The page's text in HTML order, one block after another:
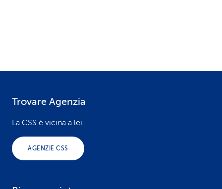
Trovare Agenzia
La CSS è vicina a lei.
AGENZIE CSS